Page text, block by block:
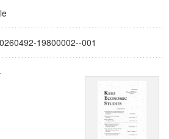
ィングプログラム「超成熟社会発展のサ
19800002--001